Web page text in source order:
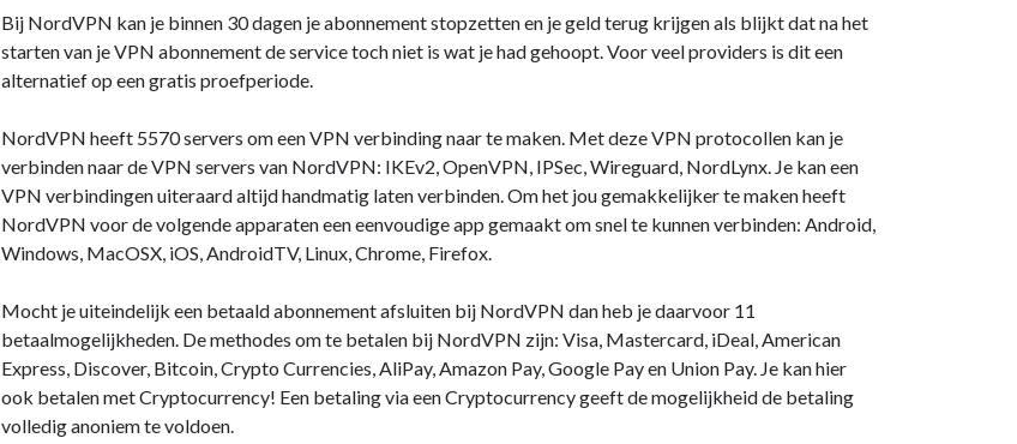
Bij NordVPN kan je binnen 30 dagen je abonnement stopzetten en je geld terug krijgen als blijkt dat na het
starten van je VPN abonnement de service toch niet is wat je had gehoopt. Voor veel providers is dit een
alternatief op een gratis proefperiode.
NordVPN heeft 5570 servers om een VPN verbinding naar te maken. Met deze VPN protocollen kan je
verbinden naar de VPN servers van NordVPN: IKEv2, OpenVPN, IPSec, Wireguard, NordLynx. Je kan een
VPN verbindingen uiteraard altijd handmatig laten verbinden. Om het jou gemakkelijker te maken heeft
NordVPN voor de volgende apparaten een eenvoudige app gemaakt om snel te kunnen verbinden: Android,
Windows, MacOSX, iOS, AndroidTV, Linux, Chrome, Firefox.
Mocht je uiteindelijk een betaald abonnement afsluiten bij NordVPN dan heb je daarvoor 11
betaalmogelijkheden. De methodes om te betalen bij NordVPN zijn: Visa, Mastercard, iDeal, American
Express, Discover, Bitcoin, Crypto Currencies, AliPay, Amazon Pay, Google Pay en Union Pay. Je kan hier
ook betalen met Cryptocurrency! Een betaling via een Cryptocurrency geeft de mogelijkheid de betaling
volledig anoniem te voldoen.